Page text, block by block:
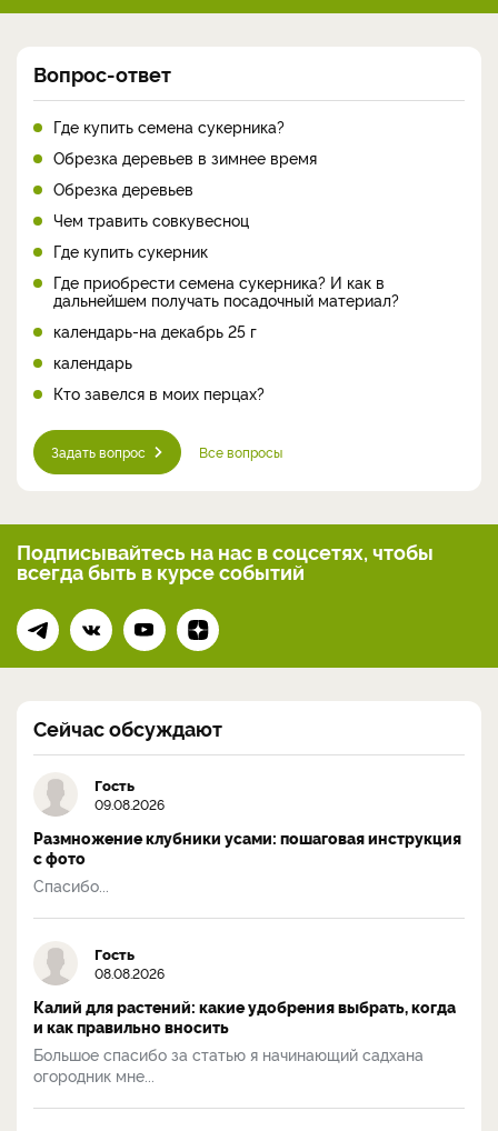
Вопрос-ответ
Где купить семена сукерника?
Обрезка деревьев в зимнее время
Обрезка деревьев
Чем травить совкувесноц
Где купить сукерник
Где приобрести семена сукерника? И как в
дальнейшем получать посадочный материал?
календарь-на декабрь 25 г
календарь
Кто завелся в моих перцах?
Задать вопрос Все вопросы
Подписывайтесь на нас в соцсетях, чтобы
всегдабыть в курсе событий
Сейчас обсуждают
Гость
09.08.2026
Размножение клубники усами: пошаговая инструкция
с фото
Спасибо...
Гость
08.08.2026
Калий для растений: какие удобрения выбрать, когда
и как правильно вносить
Большое спасибо за статью я начинающий садхана
огородник мне...